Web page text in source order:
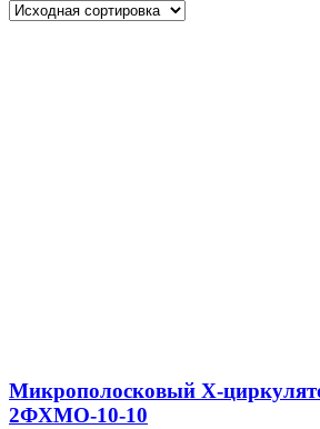
Микрополосковый X-
2ФХМО-10-10